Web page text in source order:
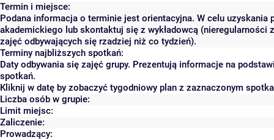
Termin i miejsce:
Podana informacja o terminie jest orientacyjna. W celu
akademickiego lub skontaktuj się z wykładowcą (nieregularności
zajęć odbywających się rzadziej niż co tydzień).
Terminy najbliższych spotkań:
Daty odbywania się zajęć grupy. Prezentują informacje na
spotkań.
Kliknij w datę by zobaczyć tygodniowy plan z zaznaczonym
Liczba osób w grupie:
Limit miejsc:
Zaliczenie:
Prowadzący: